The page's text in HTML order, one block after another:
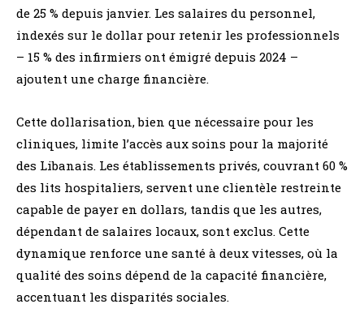
de 25 % depuis janvier. Les salaires du personnel,
indexés sur le dollar pour retenir les professionnels
– 15 % des infirmiers ont émigré depuis 2024 –
ajoutent une charge financière.
Cette dollarisation, bien que nécessaire pour les
cliniques, limite l’accès aux soins pour la majorité
des Libanais. Les établissements privés, couvrant 60 %
des lits hospitaliers, servent une clientèle restreinte
capable de payer en dollars, tandis que les autres,
dépendant de salaires locaux, sont exclus. Cette
dynamique renforce une santé à deux vitesses, où la
qualité des soins dépend de la capacité financière,
accentuant les disparités sociales.